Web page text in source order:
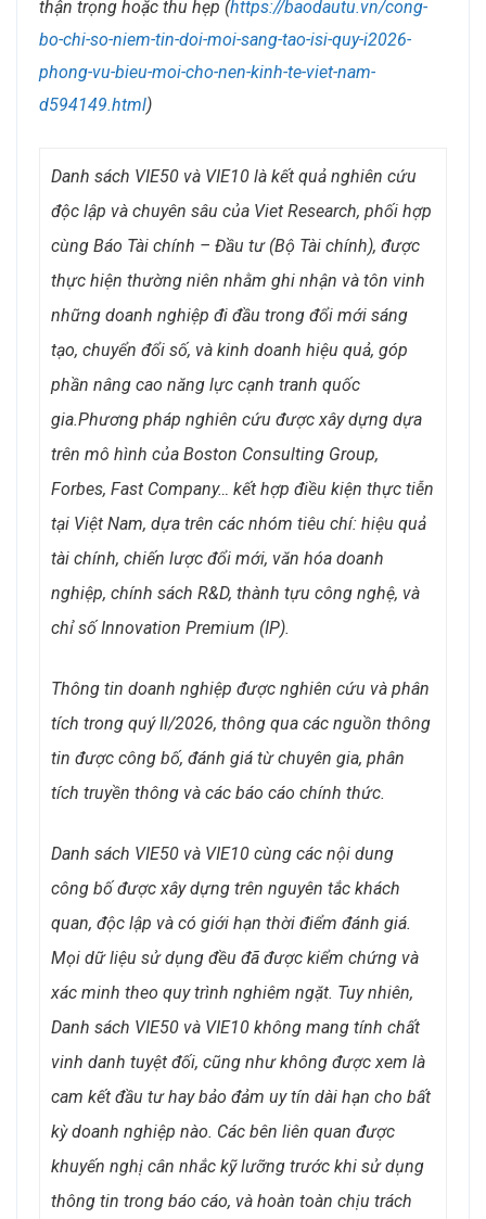
thận trọng hoặc thu hẹp (https://baodautu.vn/cong-
bo-chi-so-niem-tin-doi-moi-sang-tao-isi-quy-i2026-
phong-vu-bieu-moi-cho-nen-kinh-te-viet-nam-
d594149.html)
Danh sách VIE50 và VIE10 là kết quả nghiên cứu
độc lập và chuyên sâu của Viet Research, phối hợp
cùng Báo Tài chính – Đầu tư (Bộ Tài chính), được
thực hiện thường niên nhằm ghi nhận và tôn vinh
những doanh nghiệp đi đầu trong đổi mới sáng
tạo, chuyển đổi số, và kinh doanh hiệu quả, góp
phần nâng cao năng lực cạnh tranh quốc
gia.Phương pháp nghiên cứu được xây dựng dựa
trên mô hình của Boston Consulting Group,
Forbes, Fast Company… kết hợp điều kiện thực tiễn
tại Việt Nam, dựa trên các nhóm tiêu chí: hiệu quả
tài chính, chiến lược đổi mới, văn hóa doanh
nghiệp, chính sách R&D, thành tựu công nghệ, và
chỉ số Innovation Premium (IP).
Thông tin doanh nghiệp được nghiên cứu và phân
tích trong quý II/2026, thông qua các nguồn thông
tin được công bố, đánh giá từ chuyên gia, phân
tích truyền thông và các báo cáo chính thức.
Danh sách VIE50 và VIE10 cùng các nội dung
công bố được xây dựng trên nguyên tắc khách
quan, độc lập và có giới hạn thời điểm đánh giá.
Mọi dữ liệu sử dụng đều đã được kiểm chứng và
xác minh theo quy trình nghiêm ngặt. Tuy nhiên,
Danh sách VIE50 và VIE10 không mang tính chất
vinh danh tuyệt đối, cũng như không được xem là
cam kết đầu tư hay bảo đảm uy tín dài hạn cho bất
kỳ doanh nghiệp nào. Các bên liên quan được
khuyến nghị cân nhắc kỹ lưỡng trước khi sử dụng
thông tin trong báo cáo, và hoàn toàn chịu trách